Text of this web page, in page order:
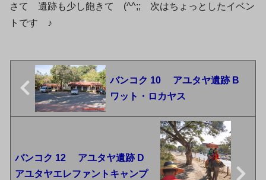
さて 遺跡も少し飽きて (^^;; 次はちょっとしたイベン
トです ♪
バンコク 10 アユタヤ遺跡 B
ワット・ロカヤス
バンコク 12 アユタヤ遺跡 D
アユタヤエレファントキャンプ